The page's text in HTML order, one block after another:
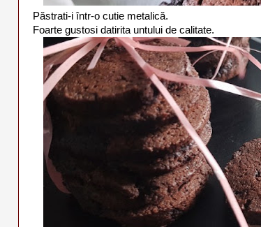
Păstrati-i într-o cutie metalică.
Foarte gustosi datirita untului de calitate.